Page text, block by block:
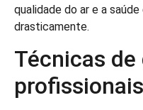
qualidade do ar e a
drasticamente.
Técnicas
profissionais